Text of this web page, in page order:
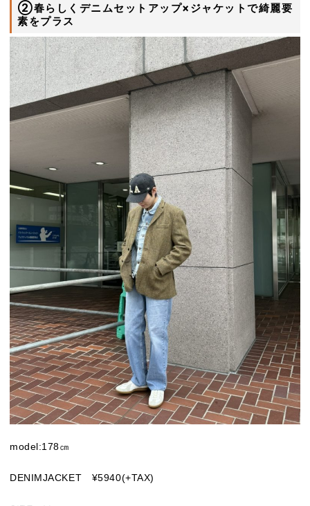
②春らしくデニムセットアップ×ジャケットで綺麗要
素をプラス
model:178㎝
DENIMJACKET ¥5940(+TAX)